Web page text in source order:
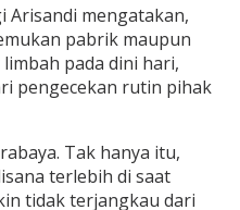
Arisandi mengatakan,
pabrik maupun
pada dini hari,
pengecekan rutin pihak
Tak hanya itu,
terlebih di saat
tidak terjangkau dari